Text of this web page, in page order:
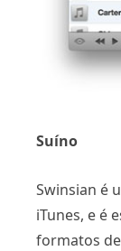
Suíno
Swinsian é
iTunes, e é
formatos